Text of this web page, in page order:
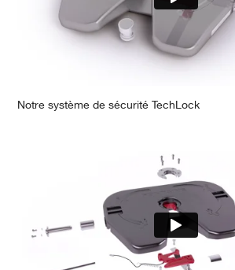
Notre système de sécurité TechLock